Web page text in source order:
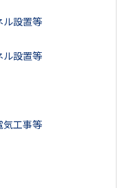
ル設置等
ル設置等
気工事等